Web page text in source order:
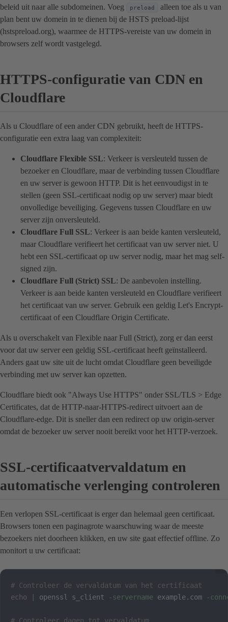
beleid uit naar alle subdomeinen. Voeg
preload
alleen toe als u van
plan bent uw domein in te dienen bij de HSTS preload-lijst
(hstspreload.org), waarmee de HTTPS-vereiste van uw domein in
browsers zelf wordt vastgelegd.
HTTPS-configuratie van CDN en
Cloudflare
Als u Cloudflare of een ander CDN gebruikt, heeft de HTTPS-
configuratie een extra laag van complexiteit:
Cloudflare Flexible SSL: Verkeer is versleuteld tussen de
bezoeker en Cloudflare, maar de verbinding tussen Cloudflare
en uw server is gewoon HTTP. Dit is het eenvoudigst in te
stellen (geen SSL-certificaat nodig op uw server) maar biedt
onvolledige beveiliging. Gegevens tussen Cloudflare en uw
server zijn onversleuteld.
Cloudflare Full SSL: Verkeer is aan beide kanten versleuteld,
maar Cloudflare verifieert het certificaat van uw server niet. U
hebt een SSL-certificaat op uw server nodig, maar het mag self-
signed zijn.
Cloudflare Full (Strict) SSL: De aanbevolen instelling.
Verkeer is aan beide kanten versleuteld en Cloudflare verifieert
het certificaat van uw server. Gebruik een geldig Let's Encrypt-
certificaat of een Cloudflare Origin Certificate.
Als u overschakelt van Flexible naar Full (Strict), zorg er dan eerst
voor dat uw server een geldig SSL-certificaat heeft geïnstalleerd.
Anders gaat uw site uit de lucht omdat Cloudflare geen beveiligde
verbinding met uw server kan opzetten.
Cloudflare biedt ook "Always Use HTTPS" onder SSL/TLS > Edge
Certificates, dat de HTTP-naar-HTTPS-redirect uitvoert aan de
Cloudflare-edge. Dit is sneller dan een redirect op uw origin-server
omdat de bezoeker uw server nooit bereikt voor het HTTP-verzoek.
SSL-certificaatvervaldatum en
automatische verlenging controleren
Een verlopen SSL-certificaat is erger dan helemaal geen certificaat.
Browsers tonen een paginagrote waarschuwing waar de meeste
bezoekers niet doorheen klikken, en uw site gaat effectief offline. Zo
monitort u uw certificaat:
# Controleer de vervaldatum van het certificaat
echo
openssl s_client -servername example.com -